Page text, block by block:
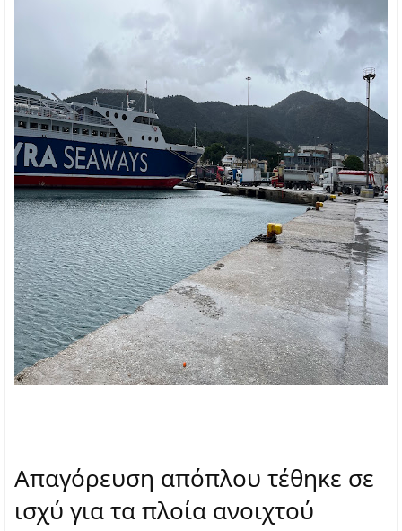
Απαγόρευση απόπλου τέθηκε σε
ισχύ για τα πλοία ανοιχτού